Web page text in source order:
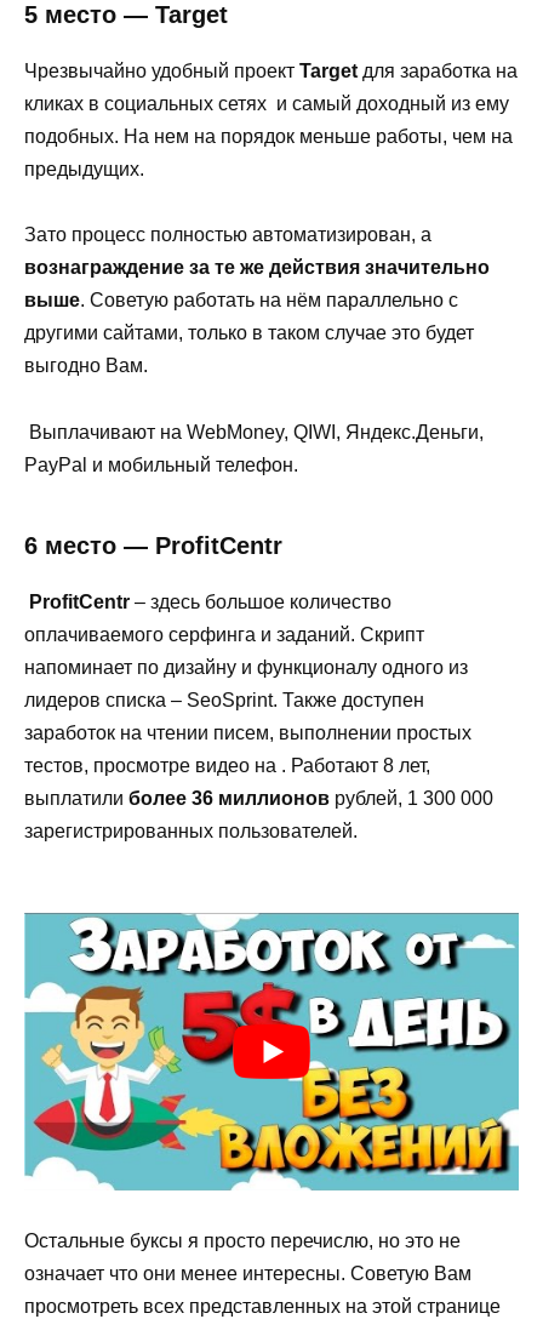
5 место — Target
Чрезвычайно удобный проект Target для заработка на
кликах в социальных сетях и самый доходный из ему
подобных. На нем на порядок меньше работы, чем на
предыдущих.
Зато процесс полностью автоматизирован, а
вознаграждение за те же действия значительно
выше. Советую работать на нём параллельно с
другими сайтами, только в таком случае это будет
выгодно Вам.
Выплачивают на WebMoney, QIWI, Яндекс.Деньги,
PayPal и мобильный телефон.
6 место — ProfitCentr
ProfitCentr – здесь большое количество
оплачиваемого серфинга и заданий. Скрипт
напоминает по дизайну и функционалу одного из
лидеров списка – SeoSprint. Также доступен
заработок на чтении писем, выполнении простых
тестов, просмотре видео на . Работают 8 лет,
выплатили более 36 миллионов рублей, 1 300 000
зарегистрированных пользователей.
Остальные буксы я просто перечислю, но это не
означает что они менее интересны. Советую Вам
просмотреть всех представленных на этой странице